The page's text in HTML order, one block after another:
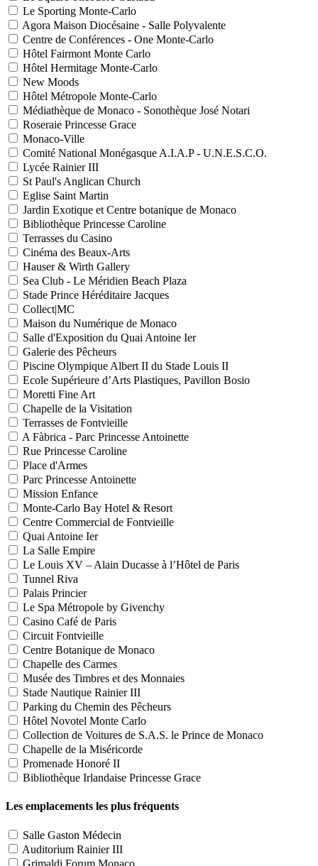
Le Sporting Monte-Carlo
Agora Maison Diocésaine - Salle Polyvalente
Centre de Conférences - One Monte-Carlo
Hôtel Fairmont Monte Carlo
Hôtel Hermitage Monte-Carlo
New Moods
Hôtel Métropole Monte-Carlo
Médiathèque de Monaco - Sonothèque José Notari
Roseraie Princesse Grace
Monaco-Ville
Comité National Monégasque A.I.A.P - U.N.E.S.C.O.
Lycée Rainier III
St Paul's Anglican Church
Eglise Saint Martin
Jardin Exotique et Centre botanique de Monaco
Bibliothèque Princesse Caroline
Terrasses du Casino
Cinéma des Beaux-Arts
Hauser & Wirth Gallery
Sea Club - Le Méridien Beach Plaza
Stade Prince Héréditaire Jacques
Collect|MC
Maison du Numérique de Monaco
Salle d'Exposition du Quai Antoine Ier
Galerie des Pêcheurs
Piscine Olympique Albert II du Stade Louis II
Ecole Supérieure d’Arts Plastiques, Pavillon Bosio
Moretti Fine Art
Chapelle de la Visitation
Terrasses de Fontvieille
A Fàbrica - Parc Princesse Antoinette
Rue Princesse Caroline
Place d'Armes
Parc Princesse Antoinette
Mission Enfance
Monte-Carlo Bay Hotel & Resort
Centre Commercial de Fontvieille
Quai Antoine Ier
La Salle Empire
Le Louis XV – Alain Ducasse à l’Hôtel de Paris
Tunnel Riva
Palais Princier
Le Spa Métropole by Givenchy
Casino Café de Paris
Circuit Fontvieille
Centre Botanique de Monaco
Chapelle des Carmes
Musée des Timbres et des Monnaies
Stade Nautique Rainier III
Parking du Chemin des Pêcheurs
Hôtel Novotel Monte Carlo
Collection de Voitures de S.A.S. le Prince de Monaco
Chapelle de la Miséricorde
Promenade Honoré II
Bibliothèque Irlandaise Princesse Grace
Les emplacements les plus fréquents
Salle Gaston Médecin
Auditorium Rainier III
Grimaldi Forum Monaco